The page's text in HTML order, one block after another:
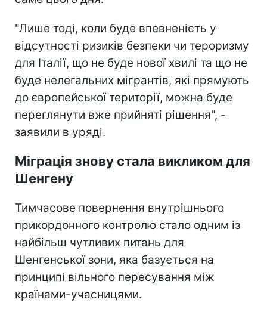
"Лише тоді, коли буде впевненість у
відсутності ризиків безпеки чи тероризму
для Італії, що не буде нової хвилі та що не
буде нелегальних мігрантів, які прямують
до європейської території, можна буде
переглянути вже прийняті рішення", -
заявили в уряді.
Міграція знову стала викликом для
Шенгену
Тимчасове повернення внутрішнього
прикордонного контролю стало одним із
найбільш чутливих питань для
Шенгенської зони, яка базується на
принципі вільного пересування між
країнами-учасницями.